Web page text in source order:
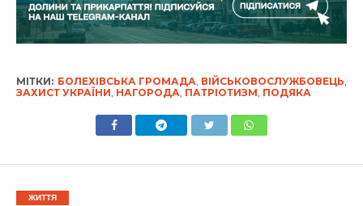
МІТКИ: БОЛЕХІВСЬКА ГРОМАДА ВІЙСЬКОВОСЛУЖБОВЕЦЬ
ЗАХИСТ УКРАЇНИ НАГОРОДА ПАТРІОТИЗМ ПОДЯКА
ЖИТТЯ